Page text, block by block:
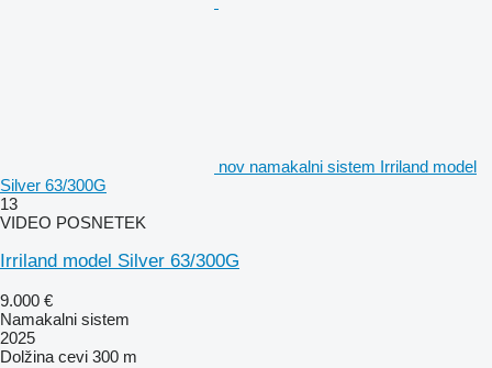
nov namakalni sistem Irriland model
Silver 63/300G
13
VIDEO POSNETEK
Irriland model Silver 63/300G
9.000 €
Namakalni sistem
2025
Dolžina cevi 300 m